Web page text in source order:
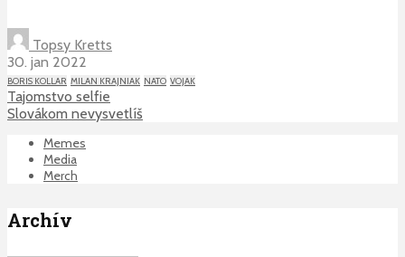
Topsy Kretts
30. jan 2022
BORIS KOLLAR MILAN KRAJNIAK NATO VOJAK
Tajomstvo selfie
Slovákom nevysvetlíš
Memes
Media
Merch
Archív